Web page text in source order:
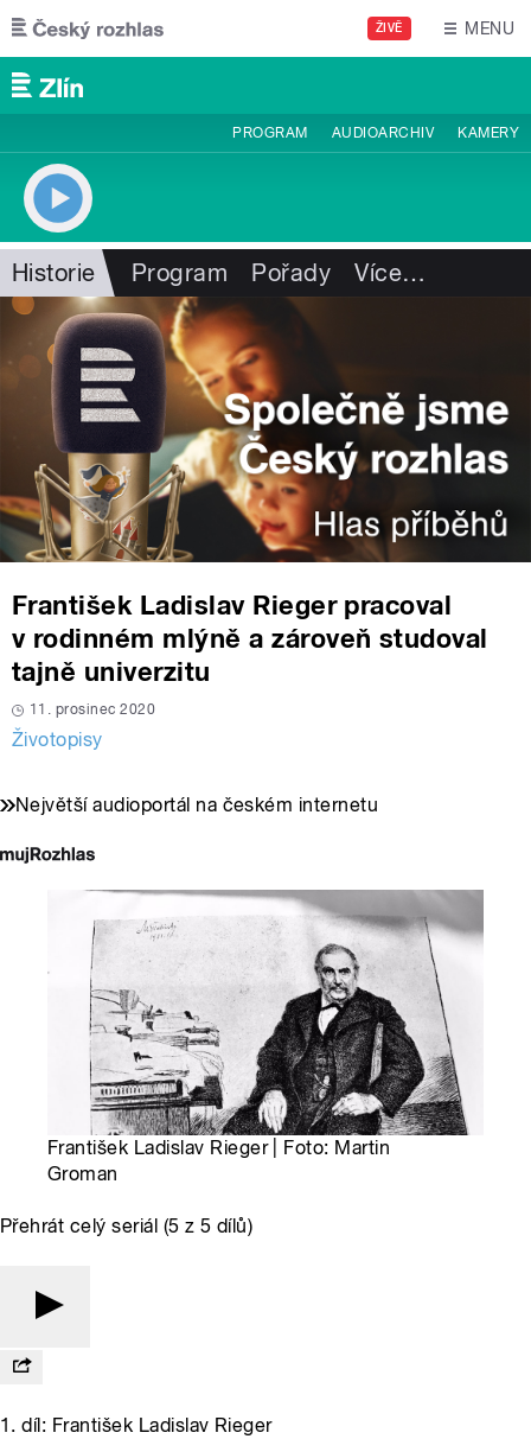
Přejít k hlavnímu obsahu
ŽIVĚ MENU
PROGRAM AUDIOARCHIV KAMERY
Historie Program Pořady Více…
František Ladislav Rieger pracoval
v rodinném mlýně a zároveň studoval
tajně univerzitu
11. prosinec 2020
Životopisy
Největší audioportál na českém internetu
František Ladislav Rieger | Foto: Martin
Groman
Přehrát celý seriál (5 z 5 dílů)
1. díl: František Ladislav Rieger